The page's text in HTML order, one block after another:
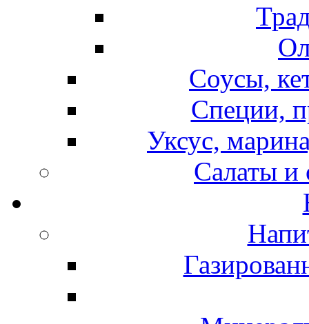
Соусы,
Специи,
Уксус,
Салаты и